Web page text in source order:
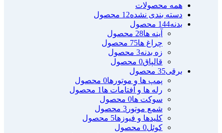
همه محصولات
دسته بندی نشده12 محصول
بدنه144 محصول
آینه ها28 محصول
چراغ ها75 محصول
زه بدنه3 محصول
قالپاق0 محصول
برقی35 محصول
پمپ ها و موتورها0 محصول
رله ها و آفتامات ها 1 محصول
سوکت ها0 محصول
شمع موتور 3 محصول
کلیدها و فیوزها5 محصول
کوئل0 محصول